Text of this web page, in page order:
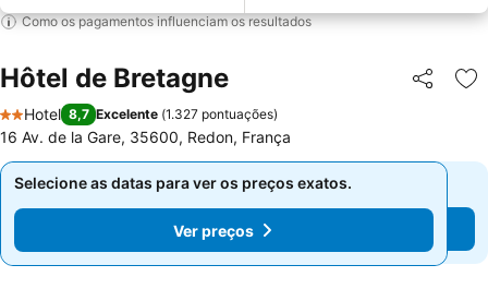
Como os pagamentos influenciam os resultados
Hôtel de Bretagne Partilhar
2 Estrelas
Hotel 8,7 Excelente (1.327 pontuações)
16 Av. de la Gare, 35600, Redon, França
Selecione as datas para ver os preços exatos.
Ver preços
Selecione as datas para ver os preços exatos.
Ver preços